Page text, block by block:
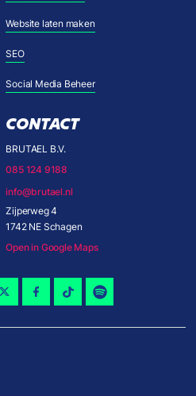
Website laten maken
SEO
Social Media Beheer
CONTACT
BRUTAEL B.V.
085 124 9188
info@brutael.nl
Zijperweg 4
1742 NE Schagen
Open in Google Maps